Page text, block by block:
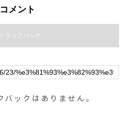
#sweets #parfait
フェ#いちご #苺 #strawberry ##
間限定 #冬限定 #winter #cafe #
#松江カフェ #島根
#松江モーニング#morning#ドリ
ク#テイクアウトドリンク#パス
#パスタランチ#松江パスタ#サ
デルはコーギーのチェコくんと
#島根#松江
コメント
ラックバック
ックはありません。